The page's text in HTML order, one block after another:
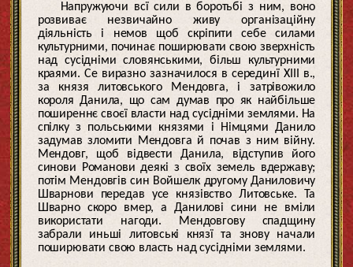
Напружуючи всї сили в боротьбі з ним, воно
розвиває незвичайно живу організаційну
діяльність і немов щоб скріпити себе силами
культурними, починає поширювати свою зверхність
над сусідніми словянськими, більш культурними
краями. Се виразно зазначилося в серединї XIII в.,
за князя литовського Мендовга, і затрівожило
короля Данила, що сам думав про як найбільше
поширеннє своєї власти над сусідніми землями. На
спілку з польськими князями і Німцями Данило
задумав зломити Мендовга й почав з ним війну.
Мендовг, щоб відвести Данила, відступив його
синови Романови деякі з своїх земель вдержаву;
потім Мендовгів син Войшелк другому Даниловичу
Шварнови передав усе князівство Литовське. Та
Шварно скоро вмер, а Данилові сини не вміли
використати нагоди. Мендовгову спадщину
забрали иньші литовські князї та знову начали
поширювати свою власть над сусідніми землями.